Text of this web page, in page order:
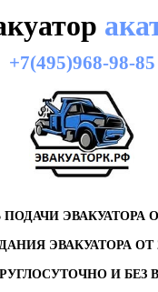
+7(495)968-98-85
ЭВАКУАТОРА
ЭВАКУАТОРА ОТ
И БЕЗ